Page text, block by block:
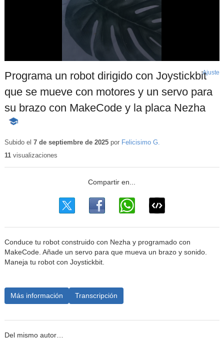
Programa un robot dirigido con Joystickbit
que se mueve con motores y un servo para
su brazo con MakeCode y la placa Nezha
-
educativo
Ajuste
Subido el 7 de septiembre de 2025por Felicisimo G.
11visualizaciones
Conduce tu robot construido con Nezha y programado con
MakeCode. Añade un servo para que mueva un brazo y sonido.
Maneja tu robot con Joystickbit.
Más información Transcripción
Del mismo autor…